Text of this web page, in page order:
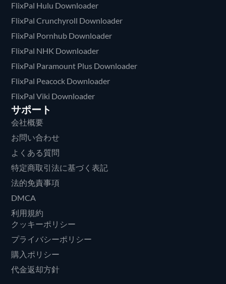
FlixPal Hulu Downloader
FlixPal Crunchyroll Downloader
FlixPal Pornhub Downloader
FlixPal NHK Downloader
FlixPal Paramount Plus Downloader
FlixPal Peacock Downloader
FlixPal Viki Downloader
サポート
会社概要
お問い合わせ
よくある質問
特定商取引法に基づく表記
法的免責事項
DMCA
利用規約
クッキーポリシー
プライバシーポリシー
購入ポリシー
代金返却方針